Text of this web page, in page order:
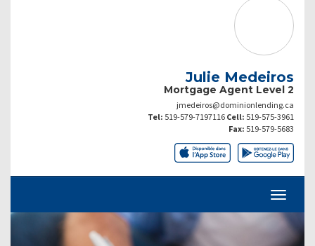
Julie Medeiros
Mortgage Agent Level 2
jmedeiros@dominionlending.ca
Tel: 519-579-7197116 Cell: 519-575-3961
Fax: 519-579-5683